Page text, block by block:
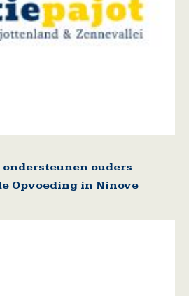
ouders
Opvoeding in Ninove